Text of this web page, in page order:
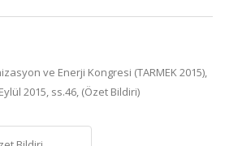
ve Enerji Kongresi (TARMEK 2015),
2015, ss.46, (Özet Bildiri)